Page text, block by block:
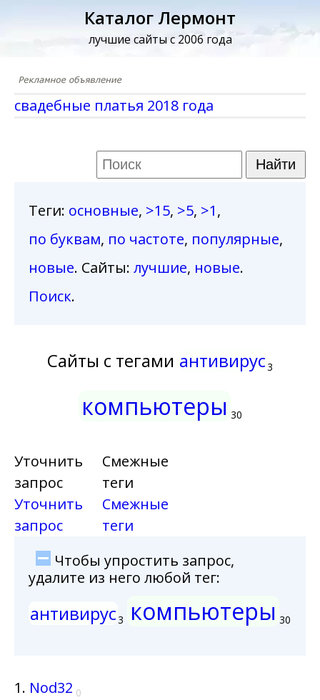
Каталог Лермонт
лучшие сайты с 2006 года
свадебные платья 2018 года
Теги: основные, >15, >5, >1,
по буквам, по частоте, популярные,
новые. Сайты: лучшие, новые.
Поиск.
Сайты с тегами антивирус3
компьютеры 30
Уточнить
запрос
Уточнить
запрос
Смежные
теги
Смежные
теги
Чтобы упростить запрос,
удалите из него любой тег:
антивирус3 компьютеры 30
1. Nod32 0